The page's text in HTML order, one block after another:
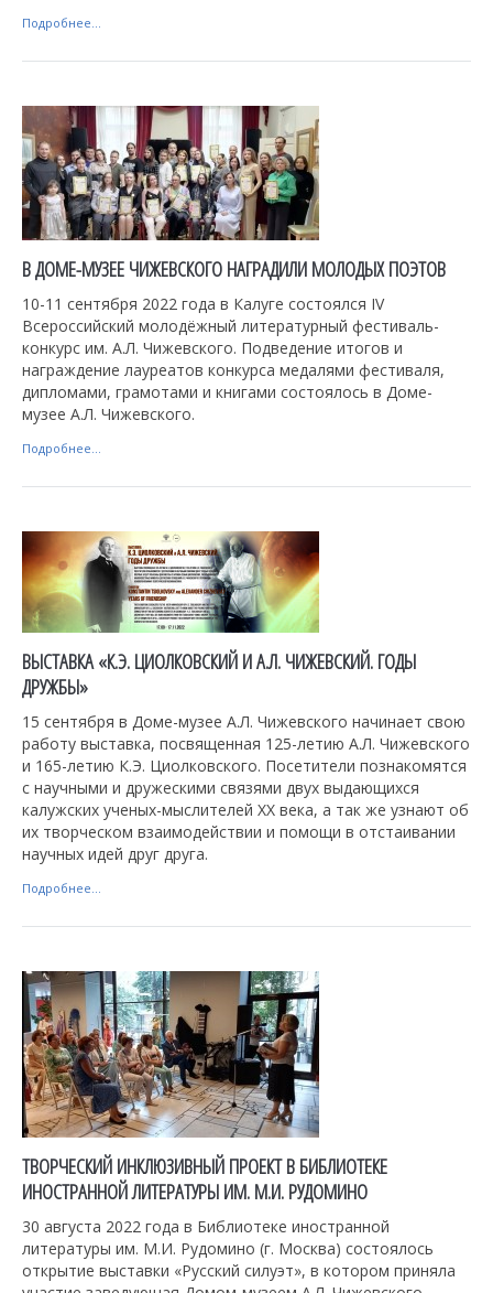
Подробнее...
В ДОМЕ-МУЗЕЕ ЧИЖЕВСКОГО НАГРАДИЛИ МОЛОДЫХ ПОЭТОВ
10-11 сентября 2022 года в Калуге состоялся IV
Всероссийский молодёжный литературный фестиваль-
конкурс им. А.Л. Чижевского. Подведение итогов и
награждение лауреатов конкурса медалями фестиваля,
дипломами, грамотами и книгами состоялось в Доме-
музее А.Л. Чижевского.
Подробнее...
ВЫСТАВКА «К.Э. ЦИОЛКОВСКИЙ И А.Л. ЧИЖЕВСКИЙ. ГОДЫ
ДРУЖБЫ»
15 сентября в Доме-музее А.Л. Чижевского начинает свою
работу выставка, посвященная 125-летию А.Л. Чижевского
и 165-летию К.Э. Циолковского. Посетители познакомятся
с научными и дружескими связями двух выдающихся
калужских ученых-мыслителей ХХ века, а так же узнают об
их творческом взаимодействии и помощи в отстаивании
научных идей друг друга.
Подробнее...
ТВОРЧЕСКИЙ ИНКЛЮЗИВНЫЙ ПРОЕКТ В БИБЛИОТЕКЕ
ИНОСТРАННОЙ ЛИТЕРАТУРЫ ИМ. М.И. РУДОМИНО
30 августа 2022 года в Библиотеке иностранной
литературы им. М.И. Рудомино (г. Москва) состоялось
открытие выставки «Русский силуэт», в котором приняла